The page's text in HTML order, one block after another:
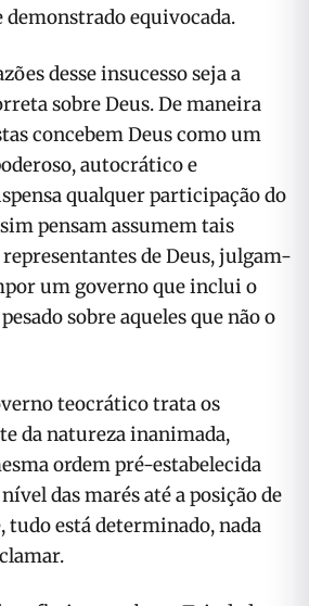
equivocada.
desse insucesso seja a
sobre Deus. De maneira
concebem Deus como um
autocrático e
qualquer participação do
pensam assumem tais
de Deus, julgam-
um governo que inclui o
sobre aqueles que não o
teocrático trata os
da natureza inanimada,
ordem pré-estabelecida
das marés até a posição de
tudo está determinado, nada